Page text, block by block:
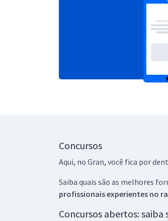
Concursos
Aqui, no Gran, você fica por
Saiba quais são as melhores
profissionais experientes no
Concursos abertos: